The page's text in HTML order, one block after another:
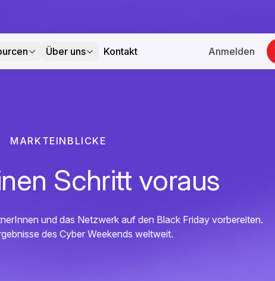
Über uns Kontakt Anmelden
MARKTEINBLICKE
Schritt voraus
und das Netzwerk auf den Black Friday vorbereiten.
des Cyber Weekends weltweit.